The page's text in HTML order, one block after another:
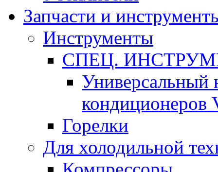
Запчасти и
Инструменты
СПЕЦ.
Универсальный
кондиционеров
Горелки
Для холодильной